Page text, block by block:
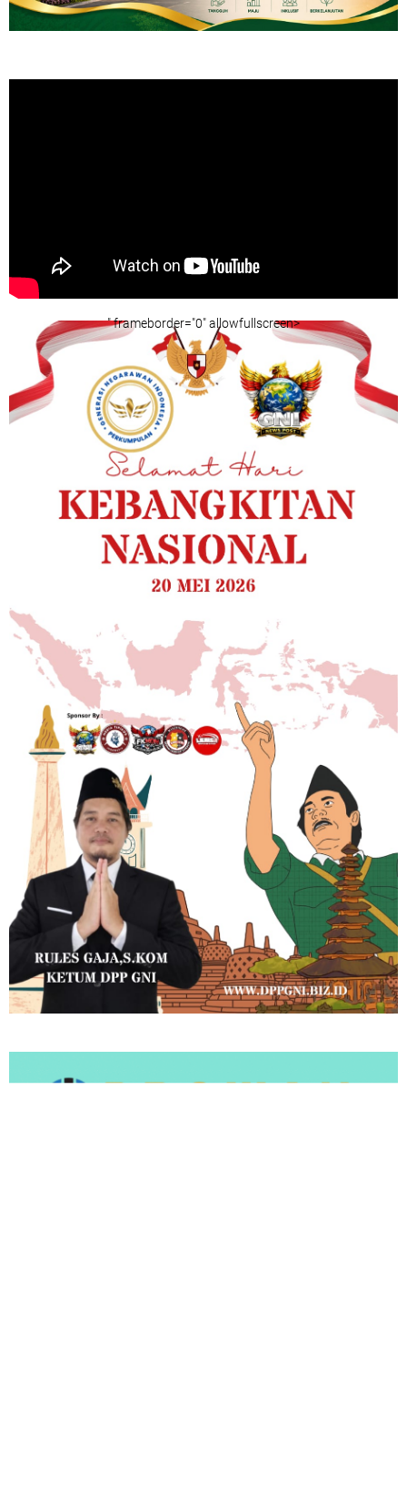
" frameborder="0" allowfullscreen>